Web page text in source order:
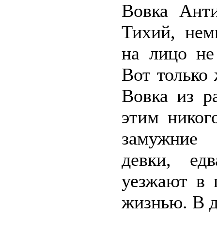
Вовка
Тихий,
на лицо не
Вот только
Вовка из
этим
девки,
уезжают в
жизнью. В